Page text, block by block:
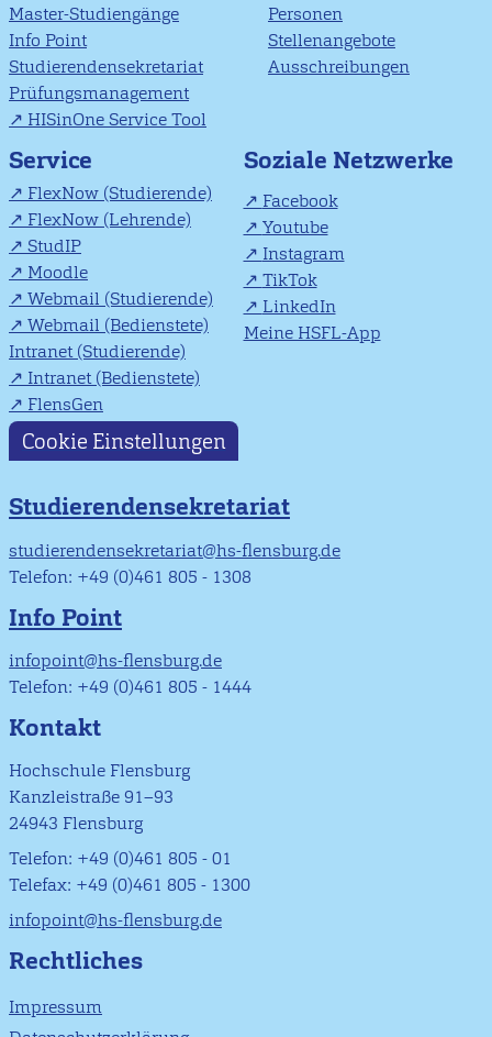
Master-Studiengänge
Info Point
Studierendensekretariat
Prüfungsmanagement
HISinOne Service Tool
Personen
Stellenangebote
Ausschreibungen
Service
FlexNow (Studierende)
FlexNow (Lehrende)
StudIP
Moodle
Webmail (Studierende)
Webmail (Bedienstete)
Intranet (Studierende)
Intranet (Bedienstete)
FlensGen
Soziale Netzwerke
Facebook
Youtube
Instagram
TikTok
LinkedIn
Meine HSFL-App
Cookie Einstellungen
Studierendensekretariat
studierendensekretariat@hs-flensburg.de
Telefon: +49 (0)461 805 - 1308
Info Point
infopoint@hs-flensburg.de
Telefon: +49 (0)461 805 - 1444
Kontakt
Hochschule Flensburg
Kanzleistraße 91–93
24943 Flensburg
Telefon: +49 (0)461 805 - 01
Telefax: +49 (0)461 805 - 1300
infopoint@hs-flensburg.de
Rechtliches
Impressum